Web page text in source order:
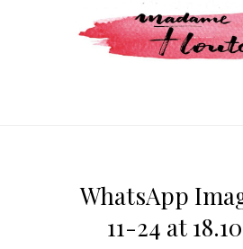
WhatsApp
11-24 at